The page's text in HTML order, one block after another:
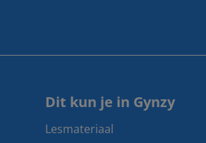
Dit kun je in Gynzy
Lesmateriaal